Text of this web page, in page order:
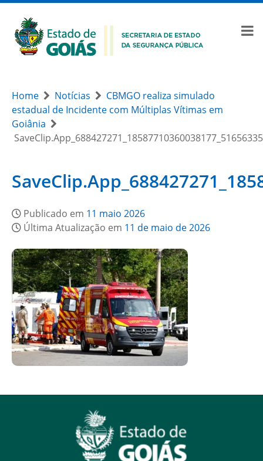
Home Notícias
CBMGO realiza simulado
estadual de Incidente com Múltiplas Vítimas em
Goiânia
Publicado em 11 maio 2026
Última Atualização em 11 de maio de 2026